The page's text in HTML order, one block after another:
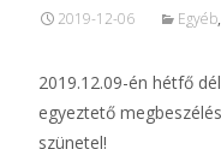
2019-12-06 Egyéb,
2019.12.09-én hétfő
egyeztető
szünetel!